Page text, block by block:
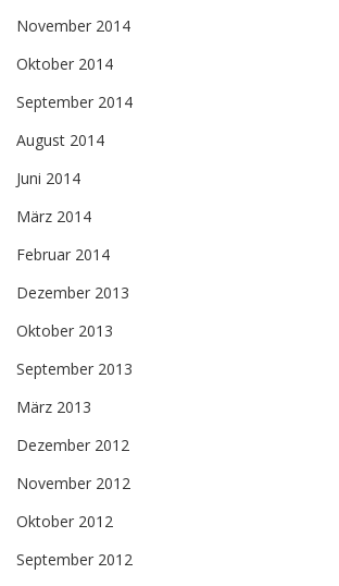
November 2014
Oktober 2014
September 2014
August 2014
Juni 2014
März 2014
Februar 2014
Dezember 2013
Oktober 2013
September 2013
März 2013
Dezember 2012
November 2012
Oktober 2012
September 2012